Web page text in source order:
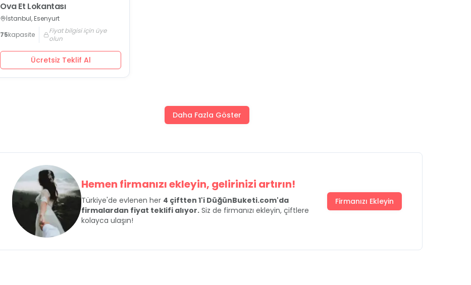
Ova Et Lokantası
İstanbul, Esenyurt
75kapasite
Fiyat bilgisi için üye
olun
Ücretsiz Teklif Al
Daha Fazla Göster
Hemen firmanızı ekleyin, gelirinizi artırın!
Türkiye'de evlenen her 4 çiftten 1'i DüğünBuketi.com'da
firmalardan fiyat teklifi alıyor. Siz de firmanızı ekleyin, çiftlere
kolayca ulaşın!
Firmanızı Ekleyin